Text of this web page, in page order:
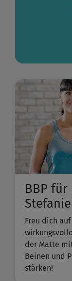
BBP
Freu dich
der Matte
Beinen und
stärken!